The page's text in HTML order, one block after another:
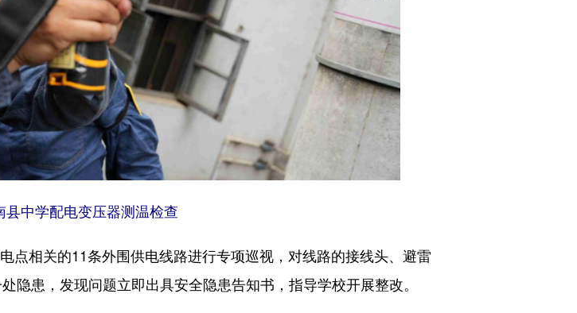
县中学配电变压器测温检查
相关的11条外围供电线路进行专项巡视，对线路的接线头、避雷
患，发现问题立即出具安全隐患告知书，指导学校开展整改。